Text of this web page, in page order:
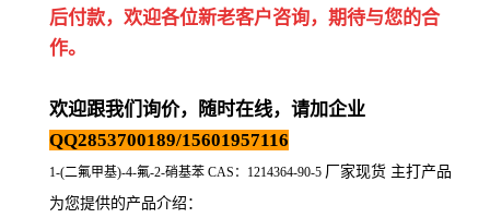
后付款，欢迎各位新老客户咨询，期待与您的合
作。
欢迎跟我们询价，随时在线，请加企业
QQ2853700189/15601957116
1-(二氟甲基)-4-氟-2-硝基苯 CAS：1214364-90-5 厂家现货 主打产品
为您提供的产品介绍 ：